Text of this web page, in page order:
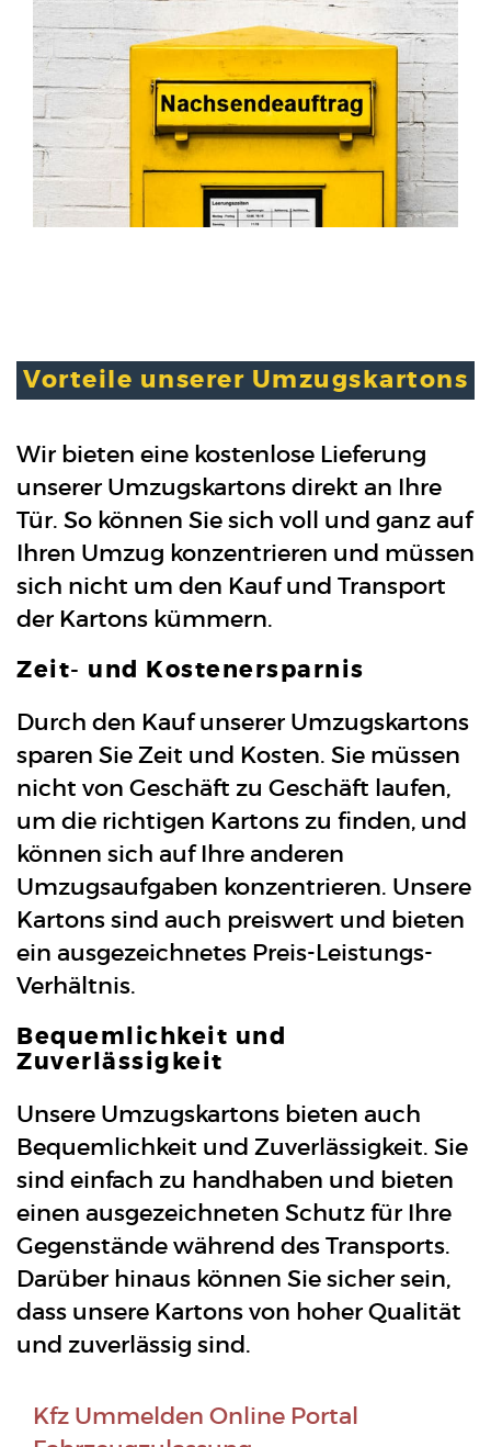
Vorteile unserer Umzugskartons
Wir bieten eine kostenlose Lieferung
unserer Umzugskartons direkt an Ihre
Tür. So können Sie sich voll und ganz auf
Ihren Umzug konzentrieren und müssen
sich nicht um den Kauf und Transport
der Kartons kümmern.
Zeit- und Kostenersparnis
Durch den Kauf unserer Umzugskartons
sparen Sie Zeit und Kosten. Sie müssen
nicht von Geschäft zu Geschäft laufen,
um die richtigen Kartons zu finden, und
können sich auf Ihre anderen
Umzugsaufgaben konzentrieren. Unsere
Kartons sind auch preiswert und bieten
ein ausgezeichnetes Preis-Leistungs-
Verhältnis.
Bequemlichkeit und
Zuverlässigkeit
Unsere Umzugskartons bieten auch
Bequemlichkeit und Zuverlässigkeit. Sie
sind einfach zu handhaben und bieten
einen ausgezeichneten Schutz für Ihre
Gegenstände während des Transports.
Darüber hinaus können Sie sicher sein,
dass unsere Kartons von hoher Qualität
und zuverlässig sind.
Kfz Ummelden Online Portal